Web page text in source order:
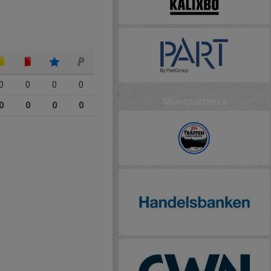
0 0
0
0 0 0 0